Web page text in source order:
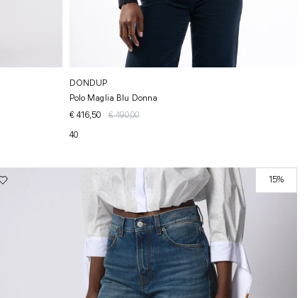
DONDUP
Polo Maglia Blu Donna
€ 416,50
€ 490,00
40
15%